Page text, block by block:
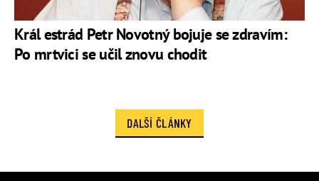
Král estrád Petr Novotný bojuje se zdravím:
Po mrtvici se učil znovu chodit
DALŠÍ ČLÁNKY